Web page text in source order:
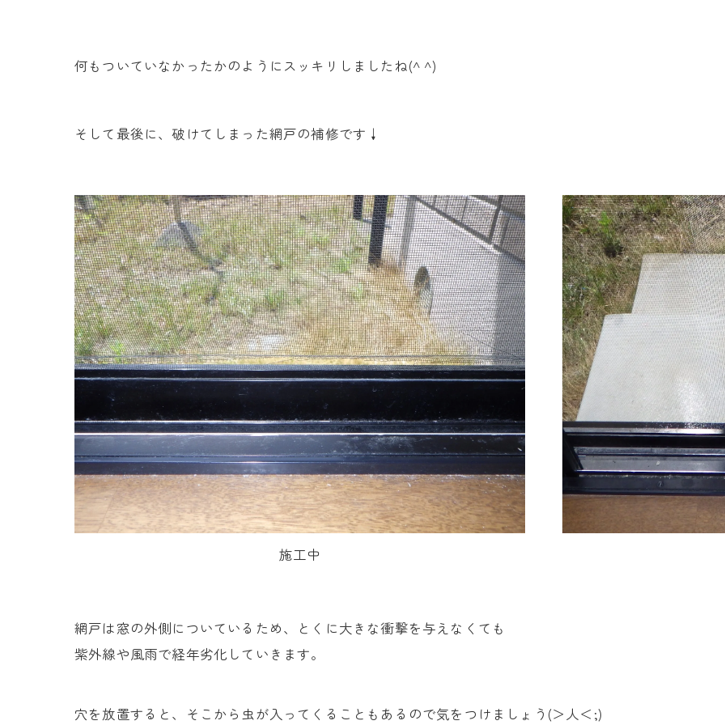
何もついていなかったかのようにスッキリしましたね(^ ^)
そして最後に、破けてしまった網戸の補修です↓
施工中
網戸は窓の外側についているため、とくに大きな衝撃を与えなくても
紫外線や風雨で経年劣化していきます。
穴を放置すると、そこから虫が入ってくることもあるので気をつけましょう(＞人＜;)